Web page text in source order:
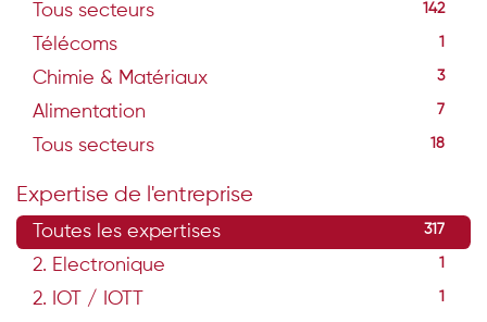
Tous secteurs 142
Télécoms 1
Chimie & Matériaux 3
Alimentation 7
Tous secteurs 18
Expertise de l'entreprise
Toutes les expertises 317
2. Electronique 1
2. IOT / IOTT 1